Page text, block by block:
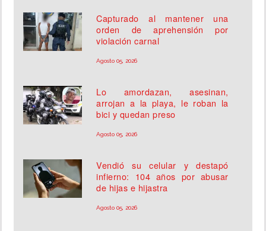
Capturado al mantener una
orden de aprehensión por
violación carnal
Agosto 05, 2026
Lo amordazan, asesinan,
arrojan a la playa, le roban la
bici y quedan preso
Agosto 05, 2026
Vendió su celular y destapó
infierno: 104 años por abusar
de hijas e hijastra
Agosto 05, 2026